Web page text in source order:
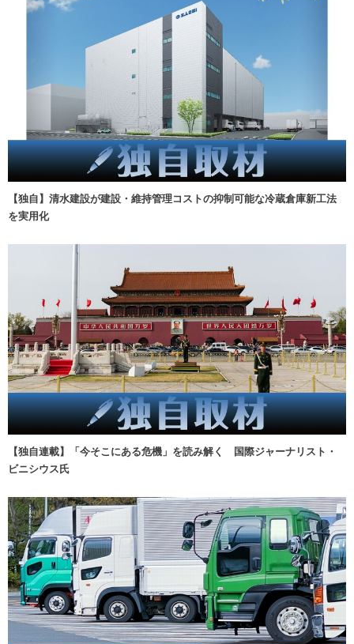
【独自】清水建設が建設・維持管理コストの抑制可能な冷蔵倉庫新工法
を実用化
【独自連載】「今そこにある危機」を読み解く 国際ジャーナリスト・
ビニシウス氏